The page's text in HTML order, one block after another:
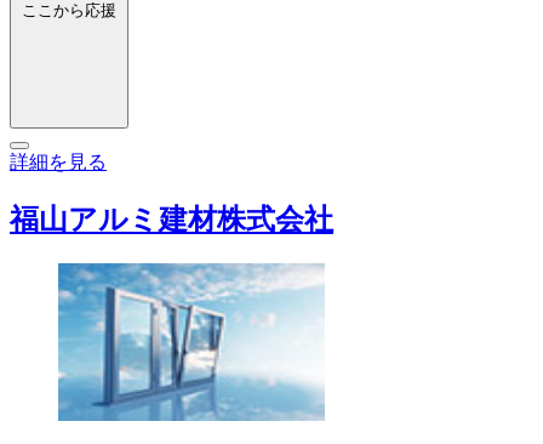
ここから応援
詳細を見る
福山アルミ建材株式会社